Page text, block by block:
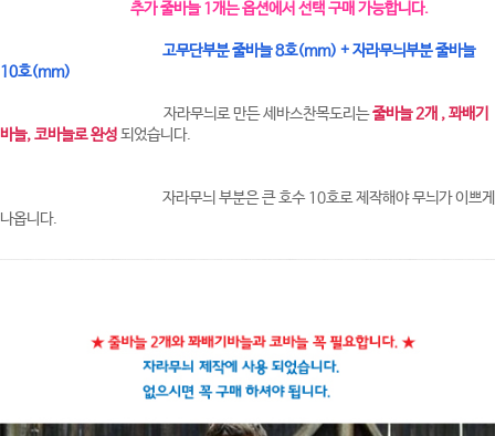
추가 줄바늘 1개는 옵션에서 선택 구매 가능합니다.
고무단부분 줄바늘 8호(mm) + 자라무늬부분 줄바늘
10호(mm)
자라무늬로 만든 세바스찬목도리는줄바늘 2개 , 꽈배기
바늘, 코바늘로 완성되었습니다.
자라무늬 부분은 큰 호수 10호로 제작해야 무늬가 이쁘게
나옵니다.